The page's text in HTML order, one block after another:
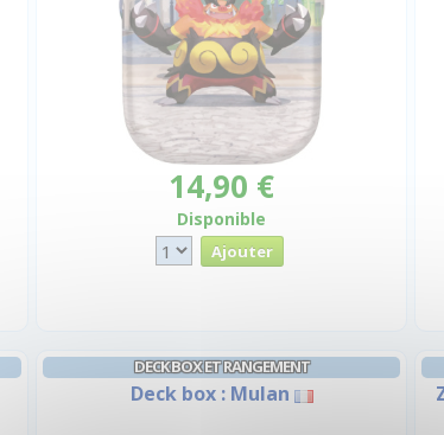
14,90 €
Disponible
DECK BOX ET RANGEMENT
Deck box : Mulan